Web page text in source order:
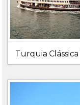
Turquia